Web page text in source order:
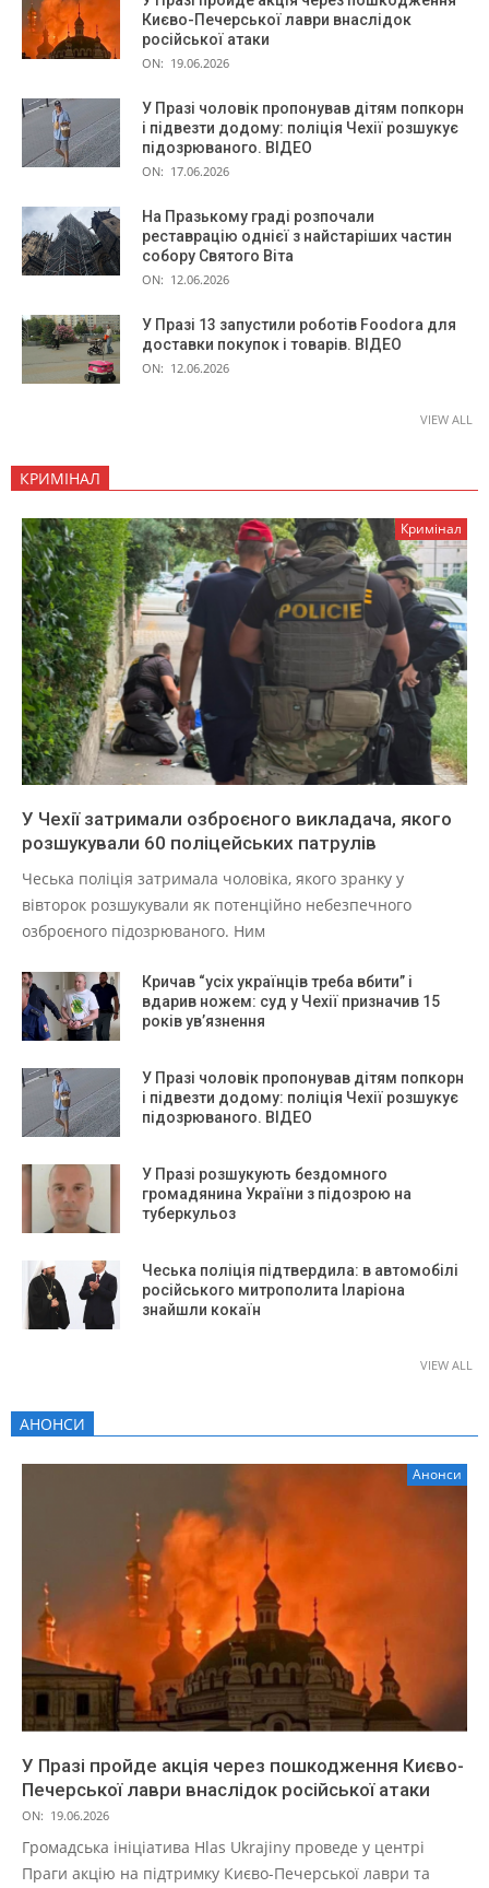
Києво-Печерської лаври внаслідок
російської атаки
ON: 19.06.2026
У Празі чоловік пропонував дітям попкорн
і підвезти додому: поліція Чехії розшукує
підозрюваного. ВІДЕО
ON: 17.06.2026
На Празькому граді розпочали
реставрацію однієї з найстаріших частин
собору Святого Віта
ON: 12.06.2026
У Празі 13 запустили роботів Foodora для
доставки покупок і товарів. ВІДЕО
ON: 12.06.2026
VIEW ALL
КРИМІНАЛ
Кримінал
У Чехії затримали озброєного викладача, якого
розшукували 60 поліцейських патрулів
Чеська поліція затримала чоловіка, якого зранку у
вівторок розшукували як потенційно небезпечного
озброєного підозрюваного. Ним
Кричав “усіх українців треба вбити” і
вдарив ножем: суд у Чехії призначив 15
років ув’язнення
У Празі чоловік пропонував дітям попкорн
і підвезти додому: поліція Чехії розшукує
підозрюваного. ВІДЕО
У Празі розшукують бездомного
громадянина України з підозрою на
туберкульоз
Чеська поліція підтвердила: в автомобілі
російського митрополита Іларіона
знайшли кокаїн
VIEW ALL
АНОНСИ
Анонси
У Празі пройде акція через пошкодження Києво-
Печерської лаври внаслідок російської атаки
ON: 19.06.2026
Громадська ініціатива Hlas Ukrajiny проведе у центрі
Праги акцію на підтримку Києво-Печерської лаври та